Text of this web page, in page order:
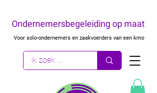
Ondernemersbegeleiding op maat
Voor solo-ondernemers en zaakvoerders van een kmo